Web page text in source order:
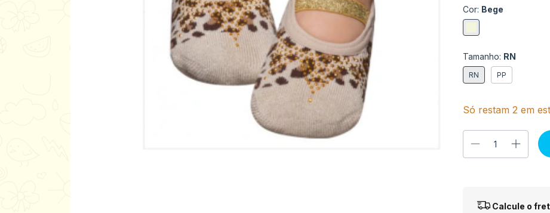
Cor: Bege
Tamanho: RN
RN PP
Só restam 2em
Entregas para o CEP:
Calcule o